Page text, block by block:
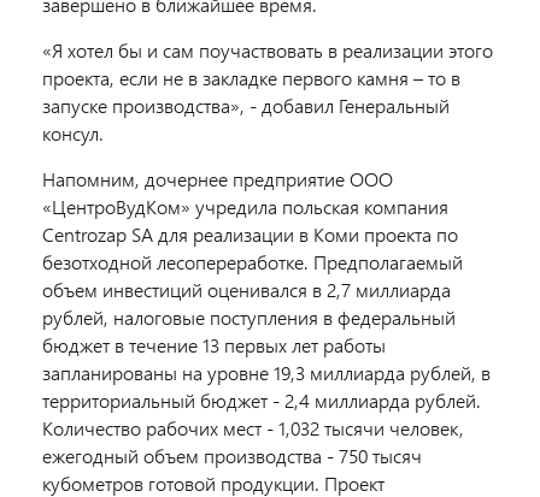
«Я хотел бы и сам поучаствовать в реализации этого
проекта, если не в закладке первого камня – то в
запуске производства», - добавил Генеральный
консул.
Напомним, дочернее предприятие ООО
«ЦентроВудКом» учредила польская компания
Centrozap SA для реализации в Коми проекта по
безотходной лесопереработке. Предполагаемый
объем инвестиций оценивался в 2,7 миллиарда
рублей, налоговые поступления в федеральный
бюджет в течение 13 первых лет работы
запланированы на уровне 19,3 миллиарда рублей, в
территориальный бюджет - 2,4 миллиарда рублей.
Количество рабочих мест - 1,032 тысячи человек,
ежегодный объем производства - 750 тысяч
кубометров готовой продукции. Проект